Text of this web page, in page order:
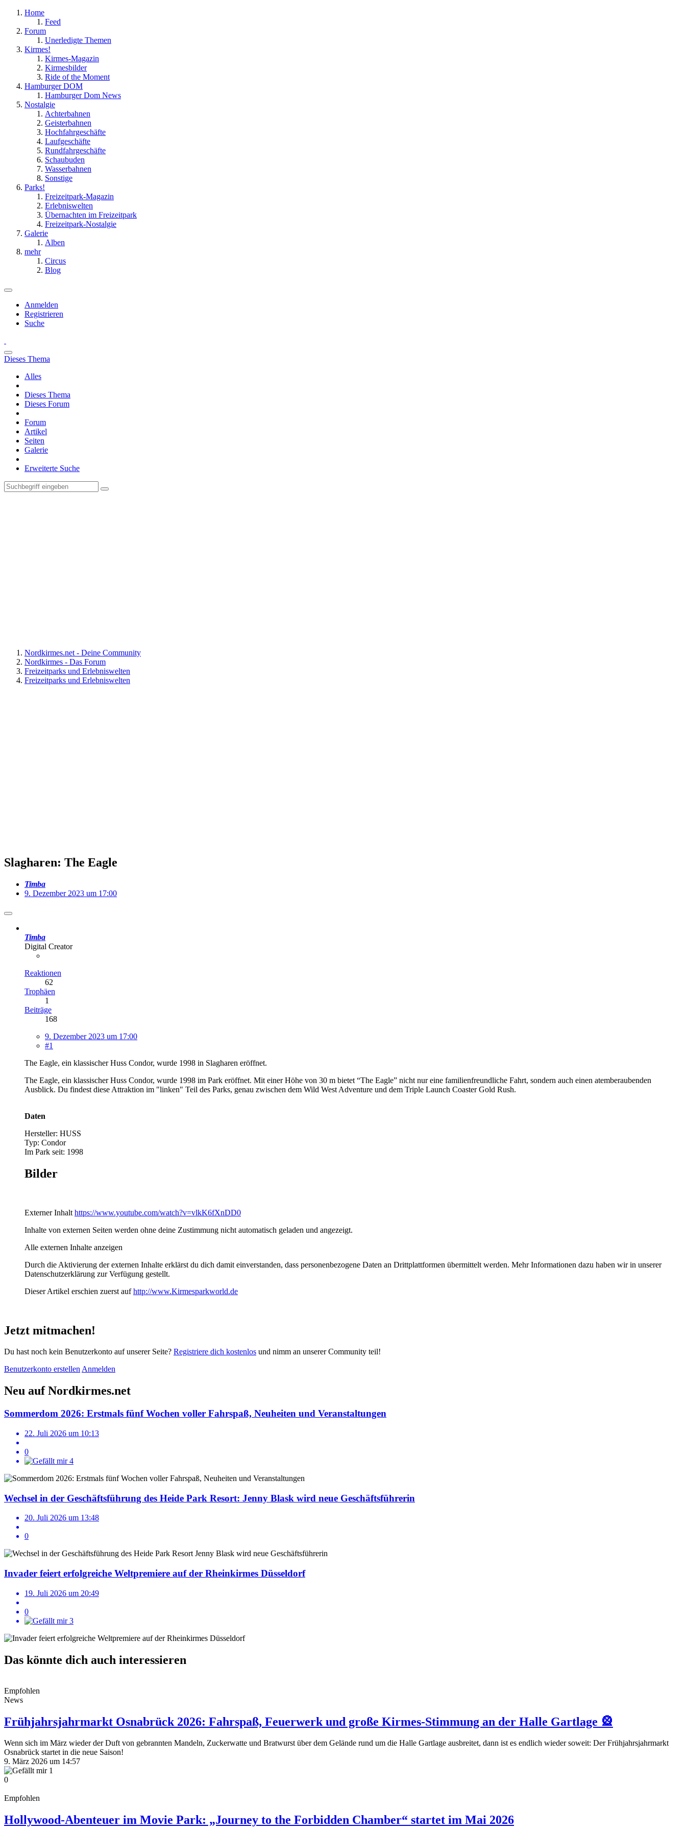
Home
Feed
Forum
Unerledigte Themen
Kirmes!
Kirmes-Magazin
Kirmesbilder
Ride of the Moment
Hamburger DOM
Hamburger Dom News
Nostalgie
Achterbahnen
Geisterbahnen
Hochfahrgeschäfte
Laufgeschäfte
Rundfahrgeschäfte
Schaubuden
Wasserbahnen
Sonstige
Parks!
Freizeitpark-Magazin
Erlebniswelten
Übernachten im Freizeitpark
Freizeitpark-Nostalgie
Galerie
Alben
mehr
Circus
Blog
Anmelden
Registrieren
Suche
Dieses Thema
Alles
Dieses Thema
Dieses Forum
Forum
Artikel
Seiten
Galerie
Erweiterte Suche
Nordkirmes.net - Deine Community
Nordkirmes - Das Forum
Freizeitparks und Erlebniswelten
Freizeitparks und Erlebniswelten
Slagharen: The Eagle
Timba
9. Dezember 2023 um 17:00
Timba
Digital Creator
Reaktionen
62
Trophäen
1
Beiträge
168
9. Dezember 2023 um 17:00
#1
The Eagle, ein klassischer Huss Condor, wurde 1998 in Slagharen eröffnet.
The Eagle, ein klassischer Huss Condor, wurde 1998 im Park eröffnet. Mit einer Höhe von 30 m bietet “The Eagle” nicht nur eine familienfreundliche Fahrt, sondern auch einen atemberaubenden
Ausblick. Du findest diese Attraktion im "linken" Teil des Parks, genau zwischen dem Wild West Adventure und dem Triple Launch Coaster Gold Rush.
Daten
Hersteller: HUSS
Typ: Condor
Im Park seit: 1998
Bilder
Externer Inhalt https://www.youtube.com/watch?v=vlkK6fXnDD0
Inhalte von externen Seiten werden ohne deine Zustimmung nicht automatisch geladen und angezeigt.
Alle externen Inhalte anzeigen
Durch die Aktivierung der externen Inhalte erklärst du dich damit einverstanden, dass personenbezogene Daten an Drittplattformen übermittelt werden. Mehr Informationen dazu haben wir in unserer
Datenschutzerklärung zur Verfügung gestellt.
Dieser Artikel erschien zuerst aufhttp://www.Kirmesparkworld.de
Jetzt mitmachen!
Du hast noch kein Benutzerkonto auf unserer Seite? Registriere dich kostenlos und nimm an unserer Community teil!
Benutzerkonto erstellenAnmelden
Neu auf Nordkirmes.net
Sommerdom 2026: Erstmals fünf Wochen voller Fahrspaß, Neuheiten und Veranstaltungen
22. Juli 2026 um 10:13
0
4
Wechsel in der Geschäftsführung des Heide Park Resort: Jenny Blask wird neue Geschäftsführerin
20. Juli 2026 um 13:48
0
Invader feiert erfolgreiche Weltpremiere auf der Rheinkirmes Düsseldorf
19. Juli 2026 um 20:49
0
3
Das könnte dich auch interessieren
Empfohlen
News
Frühjahrsjahrmarkt Osnabrück 2026: Fahrspaß, Feuerwerk und große Kirmes-Stimmung an der Halle Gartlage 🎡
Wenn sich im März wieder der Duft von gebrannten Mandeln, Zuckerwatte und Bratwurst über dem Gelände rund um die Halle Gartlage ausbreitet, dann ist es endlich wieder soweit: Der Frühjahrsjahrmarkt
Osnabrück startet in die neue Saison!
9. März 2026 um 14:57
1
0
Empfohlen
Hollywood-Abenteuer im Movie Park: „Journey to the Forbidden Chamber“ startet im Mai 2026